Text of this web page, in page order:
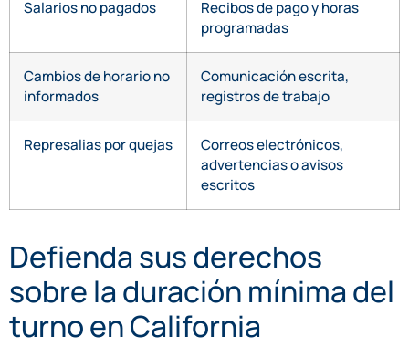
Salarios no pagados
Recibos de pago y horas
programadas
Cambios de horario no
informados
Comunicación escrita,
registros de trabajo
Represalias por quejas
Correos electrónicos,
advertencias o avisos
escritos
Defienda sus derechos
sobre la duración mínima del
turno en California